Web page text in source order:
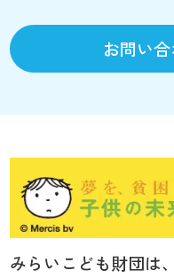
お問い
みらいこども財団は